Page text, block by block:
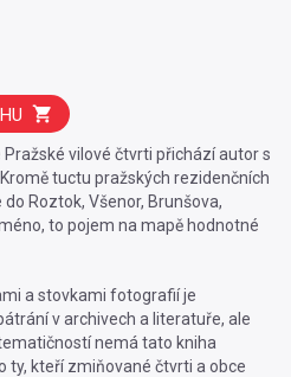
Pražské vilové čtvrti přichází autor s
tuctu pražských rezidenčních
Roztok, Všenor, Brunšova,
to pojem na mapě hodnotné
a stovkami fotografií je
v archivech a literatuře, ale
nemá tato kniha
ty, kteří zmiňované čtvrti a obce